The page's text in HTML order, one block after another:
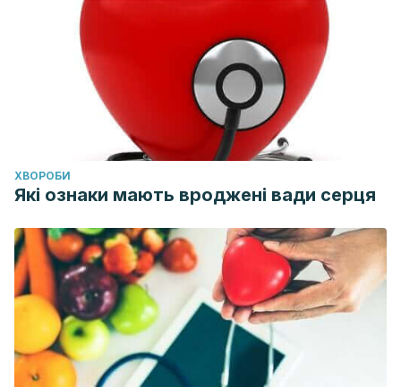
ХВОРОБИ
Які ознаки мають вроджені вади серця